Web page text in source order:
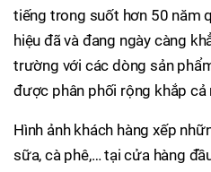
tiếng trong suốt hơn 50 năm
hiệu đã và đang ngày càng
trường với các dòng sản
được phân phối rộng khắp cả
Hình ảnh khách hàng xếp
sữa, cà phê,… tại cửa hàng